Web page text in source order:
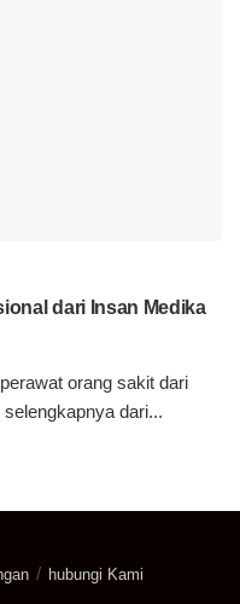
dari Insan Medika
orang sakit dari
dari...
hubungi Kami